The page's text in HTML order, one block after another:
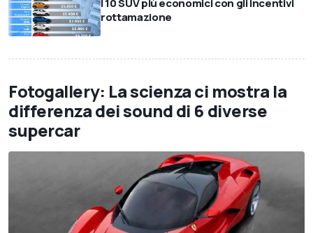
rottamazione
Fotogallery: La scienza ci mostra la
differenza dei sound di 6 diverse
supercar